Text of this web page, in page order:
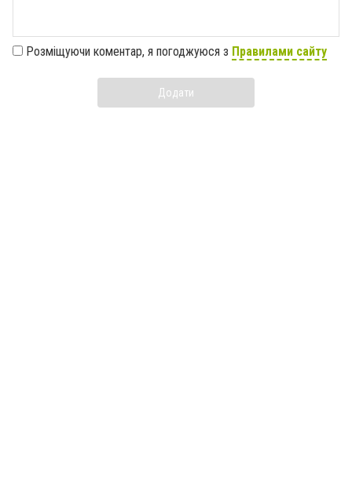
Розміщуючи коментар, я погоджуюся з Правилами сайту
Додати